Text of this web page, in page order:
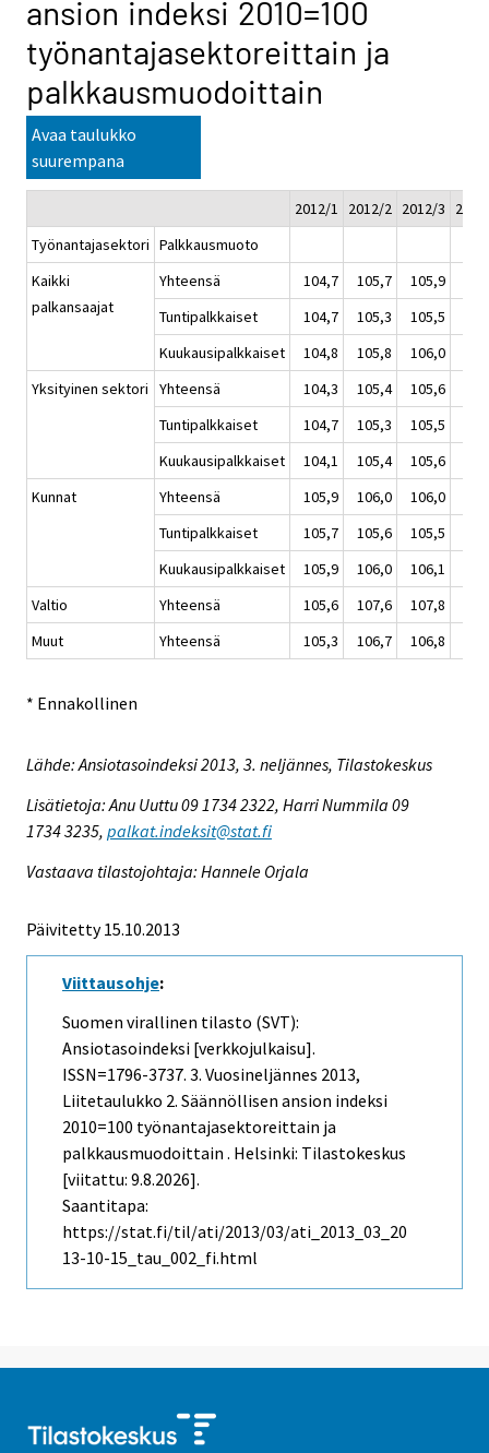
ansion indeksi 2010=100
työnantajasektoreittain ja
palkkausmuodoittain
Avaa taulukko
suurempana
2012/1 2012/2 2012/3
Työnantajasektori Palkkausmuoto
Kaikki
palkansaajat
Yhteensä 104,7 105,7 105,9
Tuntipalkkaiset
104,7 105,3 105,5
Kuukausipalkkaiset
104,8 105,8 106,0
Yksityinen sektori
Yhteensä 104,3 105,4 105,6
Tuntipalkkaiset
104,7 105,3 105,5
Kuukausipalkkaiset
104,1 105,4 105,6
Kunnat
Yhteensä 105,9 106,0 106,0
Tuntipalkkaiset
105,7 105,6 105,5
Kuukausipalkkaiset
105,9 106,0 106,1
Valtio
Yhteensä 105,6 107,6 107,8
Muut
Yhteensä 105,3 106,7 106,8
* Ennakollinen
Lähde: Ansiotasoindeksi 2013, 3. neljännes, Tilastokeskus
Lisätietoja: Anu Uuttu 09 1734 2322, Harri Nummila 09
1734 3235, palkat.indeksit@stat.fi
Vastaava tilastojohtaja: Hannele Orjala
Päivitetty 15.10.2013
Viittausohje:
Suomen virallinen tilasto (SVT):
Ansiotasoindeksi [verkkojulkaisu].
ISSN=1796-3737. 3. Vuosineljännes 2013,
Liitetaulukko 2. Säännöllisen ansion indeksi
2010=100 työnantajasektoreittain ja
palkkausmuodoittain . Helsinki: Tilastokeskus
[viitattu: 9.8.2026].
Saantitapa:
https://stat.fi/til/ati/2013/03/ati_2013_03_20
13-10-15_tau_002_fi.html